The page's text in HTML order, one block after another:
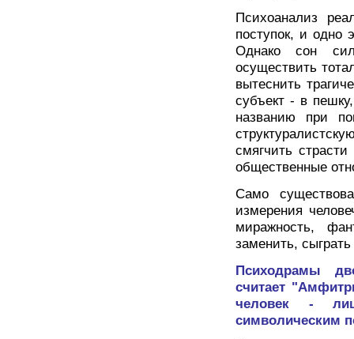
Психоанализ
поступок, и одно
Однако сон
осуществить
вытеснить
субъект - в
названию при
смягчить
общественные
Само
измерения
миражность,
заменить, сыграть
Психодрамы
считает
человек -
символическим